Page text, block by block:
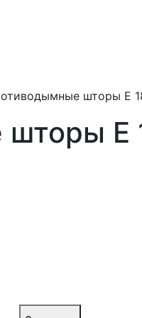
шторы Е
Е